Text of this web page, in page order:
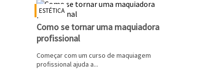
ESTÉTICA
Como se tornar uma maquiadora
profissional
Começar com um curso de maquiagem
profissional ajuda a...